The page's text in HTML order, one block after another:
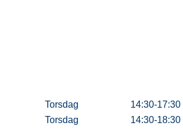
Torsdag
14:30-17:30
Torsdag
14:30-18:30